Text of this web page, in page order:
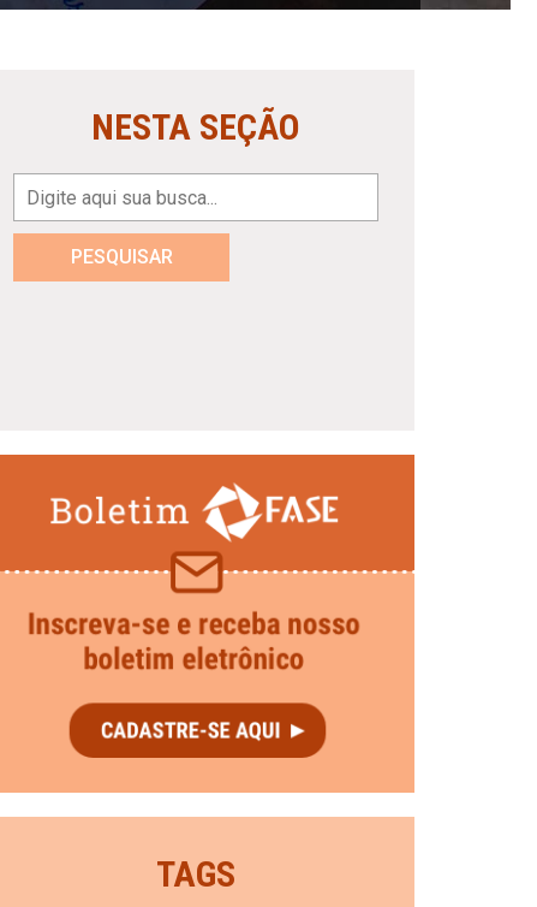
NESTA SEÇÃO
PESQUISAR
TAGS